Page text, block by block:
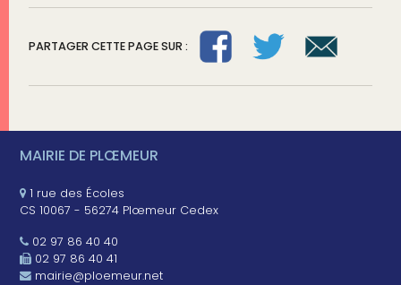
PARTAGER CETTE PAGE SUR :
MAIRIE DE PLŒMEUR
1 rue des Écoles
CS 10067 - 56274 Plœmeur Cedex
02 97 86 40 40
02 97 86 40 41
mairie@ploemeur.net